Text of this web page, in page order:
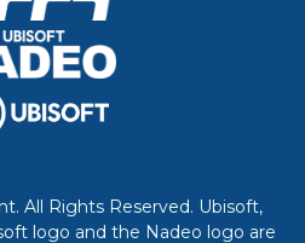
All Rights Reserved. Ubisoft,
logo and the Nadeo logo are